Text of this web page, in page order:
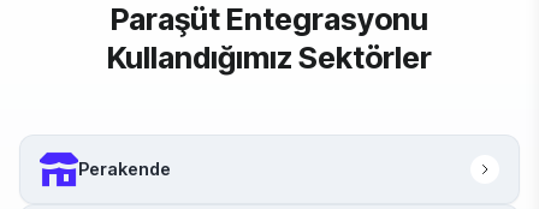
Paraşüt Entegrasyonu
Kullandığımız Sektörler
Perakende